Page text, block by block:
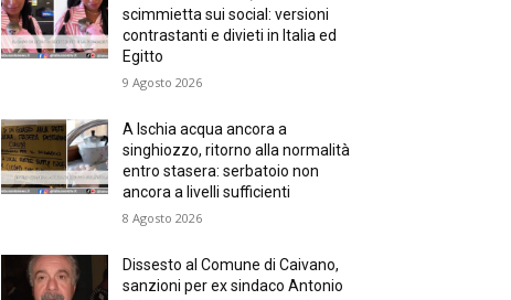
scimmietta sui social: versioni
contrastanti e divieti in Italia ed
Egitto
9 Agosto 2026
A Ischia acqua ancora a
singhiozzo, ritorno alla normalità
entro stasera: serbatoio non
ancora a livelli sufficienti
8 Agosto 2026
Dissesto al Comune di Caivano,
sanzioni per ex sindaco Antonio